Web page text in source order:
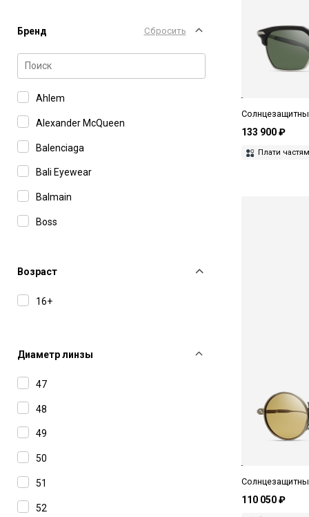
Бренд Сбросить
Ahlem
Alexander McQueen
Balenciaga
Bali Eyewear
Balmain
Boss
Carolina Herrera
Carolina Lemke
Возраст
16+
Диаметр линзы
47
48
49
50
51
52
133 900 ₽
Плати
110 050 ₽